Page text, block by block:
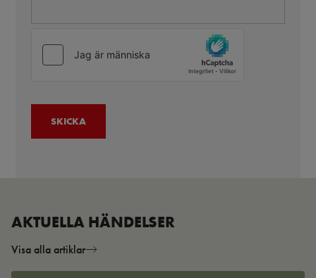
AKTUELLA HÄNDELSER
Visa alla artiklar